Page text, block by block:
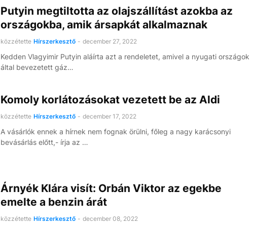
Putyin megtiltotta az olajszállítást azokba az
országokba, amik ársapkát alkalmaznak
közzétette Hírszerkesztő - december 27, 2022
Kedden Vlagyimir Putyin aláírta azt a rendeletet, amivel a nyugati országok
által bevezetett gáz…
Komoly korlátozásokat vezetett be az Aldi
közzétette Hírszerkesztő - december 17, 2022
A vásárlók ennek a hírnek nem fognak örülni, főleg a nagy karácsonyi
bevásárlás előtt,- írja az …
Árnyék Klára visít: Orbán Viktor az egekbe
emelte a benzin árát
közzétette Hírszerkesztő - december 08, 2022